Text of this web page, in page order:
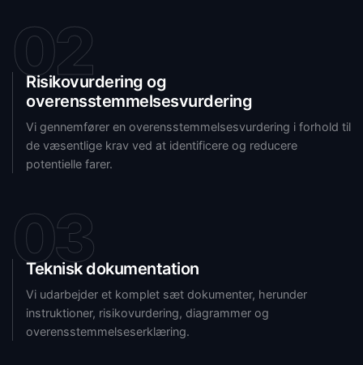
02
Risikovurdering og
overensstemmelsesvurdering
Vi gennemfører en overensstemmelsesvurdering i forhold til
de væsentlige krav ved at identificere og reducere
potentielle farer.
03
Teknisk dokumentation
Vi udarbejder et komplet sæt dokumenter, herunder
instruktioner, risikovurdering, diagrammer og
overensstemmelseserklæring.